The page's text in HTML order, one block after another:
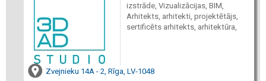
izstrāde, Vizualizācijas, BIM,
Arhitekts, arhitekti, projektētājs,
sertificēts arhitekts, arhitektūra,
Zvejnieku 14A - 2, Rīga, LV-1048